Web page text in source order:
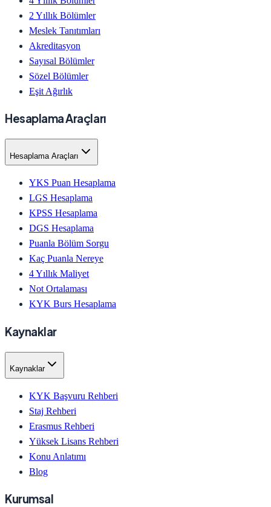
2 Yıllık Bölümler
Meslek Tanıtımları
Akreditasyon
Sayısal Bölümler
Sözel Bölümler
Eşit Ağırlık
Hesaplama Araçları
Hesaplama Araçları
YKS Puan Hesaplama
LGS Hesaplama
KPSS Hesaplama
DGS Hesaplama
Puanla Bölüm Sorgu
Kaç Puanla Nereye
4 Yıllık Maliyet
Not Ortalaması
KYK Burs Hesaplama
Kaynaklar
Kaynaklar
KYK Başvuru Rehberi
Staj Rehberi
Erasmus Rehberi
Yüksek Lisans Rehberi
Konu Anlatımı
Blog
Kurumsal